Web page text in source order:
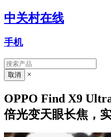
中关村在线
手机
×
OPPO Find X9
倍光变天眼长焦，